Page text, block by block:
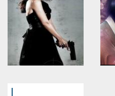
will throw an Error in a future
version of PHP) in
/home/keedkean/domains/
534
Black cat
will
/